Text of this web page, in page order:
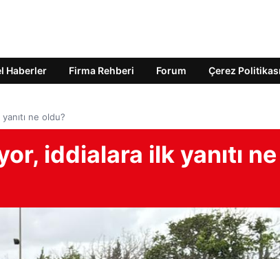
Haberler Firma Rehberi Forum Çerez Politikası
ne oldu?
iddialara ilk yanıtı ne